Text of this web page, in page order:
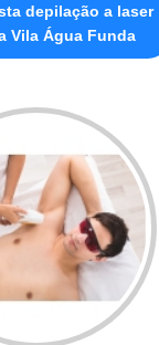
depilação a laser
Vila Água Funda